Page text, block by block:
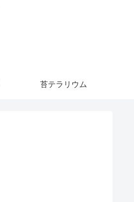
苔テラリウム